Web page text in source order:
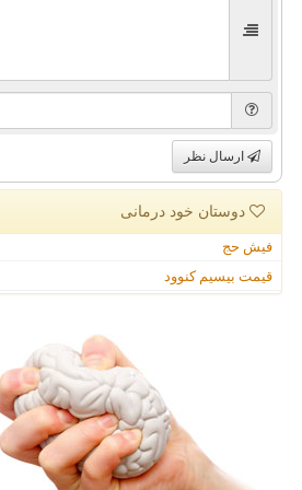
ارسال نظر
دوستان خود درمانی
فیش حج
قیمت بیسیم کنوود